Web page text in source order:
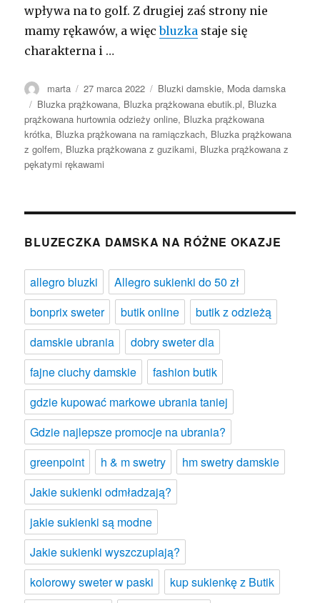
wpływa na to golf. Z drugiej zaś strony nie
mamy rękawów, a więcbluzka staje się
charakterna i …
Autor
marta Opublikowano
27 marca 2022 Kategorie
Bluzki damskie, Moda damska
Tagi
Bluzka prążkowana, Bluzka prążkowana ebutik.pl, Bluzka
prążkowana hurtownia odzieży online, Bluzka prążkowana
krótka, Bluzka prążkowana na ramiączkach, Bluzka prążkowana
z golfem, Bluzka prążkowana z guzikami, Bluzka prążkowana z
pękatymi rękawami
BLUZECZKA DAMSKA NA RÓŻNE OKAZJE
allegro bluzki
Allegro sukienki do 50 zł
bonprix sweter
butik online
butik z odzieżą
damskie ubrania
dobry sweter dla
fajne ciuchy damskie
fashion butik
gdzie kupować markowe ubrania taniej
Gdzie najlepsze promocje na ubrania?
greenpoint
h & m swetry
hm swetry damskie
Jakie sukienki odmładzają?
jakie sukienki są modne
Jakie sukienki wyszczuplają?
kolorowy sweter w paski
kup sukienkę z Butik